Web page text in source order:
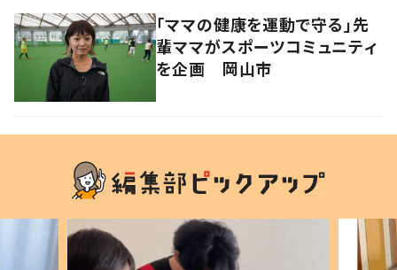
「ママの健康を運動で守る」先
輩ママがスポーツコミュニティ
を企画 岡山市